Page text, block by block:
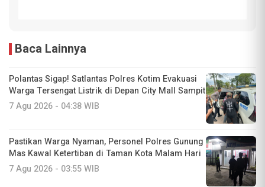
Baca Lainnya
Polantas Sigap! Satlantas Polres Kotim Evakuasi
Warga Tersengat Listrik di Depan City Mall Sampit
7 Agu 2026 - 04:38 WIB
Pastikan Warga Nyaman, Personel Polres Gunung
Mas Kawal Ketertiban di Taman Kota Malam Hari
7 Agu 2026 - 03:55 WIB